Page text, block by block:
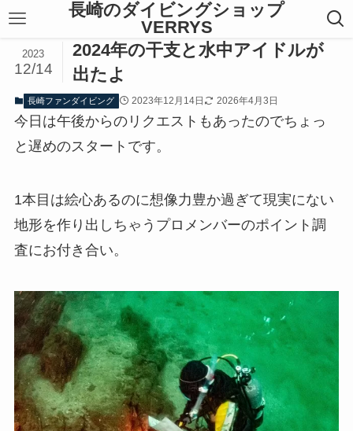
長崎のダイビングショップ
VERRYS
2024年の干支と水中アイドルが
出たよ
2023
12/14
長崎ファンダイビング 2023年12月14日 2026年4月3日
今日は午後からのリクエストもあったのでちょっ
と遅めのスタートです。
1本目は絵心あるのに想像力豊か過ぎて現実にない
地形を作り出しちゃうプロメンバーのポイント調
査にお付き合い。